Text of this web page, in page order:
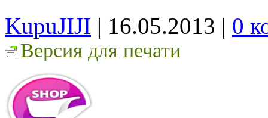
KupuJIJI | 16.05.2013 | 0
Версия для печати